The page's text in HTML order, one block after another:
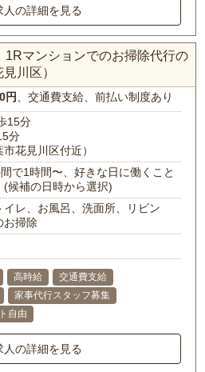
人の詳細を見る
1Rマンションでのお掃除代行の
川区）
円、交通費支給、前払い制度あり
15分
分
市花見川区付近）
で1時間〜、好きな日に働くこと
(候補の日時から選択)
イレ、お風呂、洗面所、リビン
お掃除
高時給
交通費支給
家事代行スタッフ募集
自由
人の詳細を見る